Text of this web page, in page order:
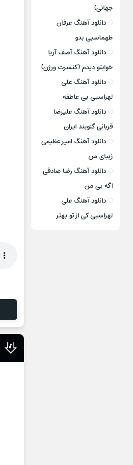
جهانی)
دانلود آهنگ عرفان
طهماسبی بدو
دانلود آهنگ آصف آریا
خوابتو دیدم (کنسرت ورژن)
دانلود آهنگ علی
لهراسبی بی عاطفه
دانلود آهنگ علیرضا
قربانی گلوبند ایران
دانلود آهنگ امیر عظیمی
زیبای من
دانلود آهنگ رضا صادقی
اگه بی من
دانلود آهنگ علی
لهراسبی کی از تو ‌بهتر